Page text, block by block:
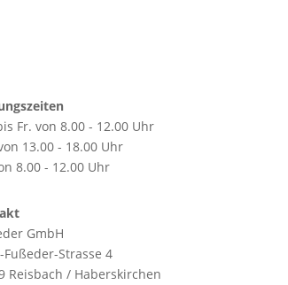
Fr. von 8.00 - 12.00 Uhr
13.00 - 18.00 Uhr
8.00 - 12.00 Uhr
GmbH
Fußeder-Strasse 4
Reisbach / Haberskirchen